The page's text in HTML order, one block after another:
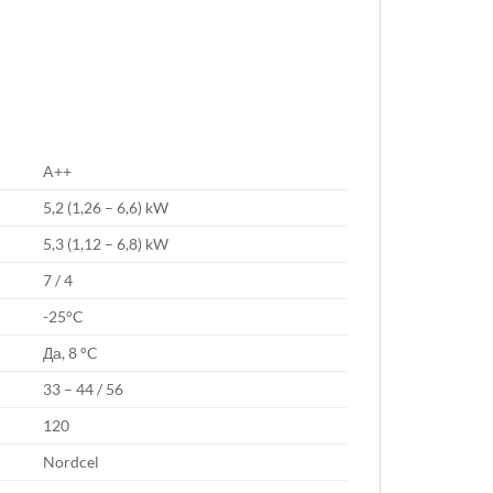
A++
5,2 (1,26 – 6,6) kW
5,3 (1,12 – 6,8) kW
7 / 4
-25°C
Да, 8 °C
33 – 44 / 56
120
Nordcel